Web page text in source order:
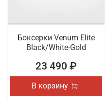
Боксерки Venum Elite
Black/White-Gold
23 490 ₽
В корзину